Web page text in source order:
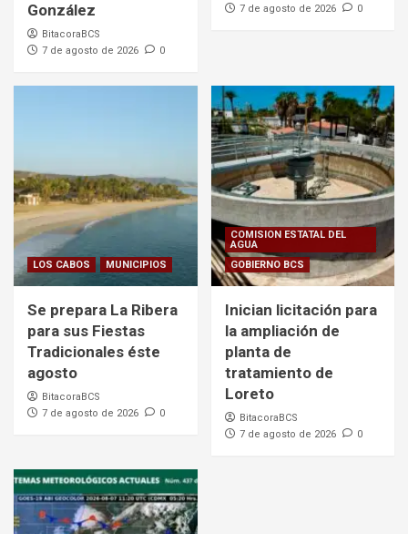
González
BitacoraBCS
7 de agosto de 2026
0
7 de agosto de 2026
0
LOS CABOS MUNICIPIOS
Se prepara La Ribera
para sus Fiestas
Tradicionales éste
agosto
BitacoraBCS
7 de agosto de 2026
0
COMISION ESTATAL DEL
AGUA
GOBIERNO BCS
Inician licitación para
la ampliación de
planta de
tratamiento de
Loreto
BitacoraBCS
7 de agosto de 2026
0